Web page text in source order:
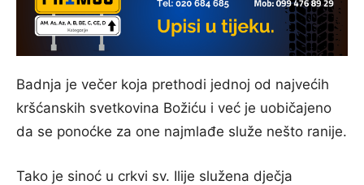
Badnja je večer koja prethodi jednoj od najvećih
kršćanskih svetkovina Božiću i već je uobičajeno
da se ponoćke za one najmlađe služe nešto ranije.
Tako je sinoć u crkvi sv. Ilije služena dječja